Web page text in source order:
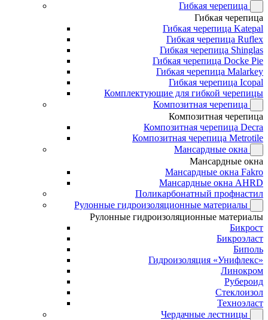
Гибкая черепица
Гибкая черепица
Гибкая черепица Katepal
Гибкая черепица Ruflex
Гибкая черепица Shinglas
Гибкая черепица Docke Pie
Гибкая черепица Malarkey
Гибкая черепица Icopal
Комплектующие для гибкой черепицы
Композитная черепица
Композитная черепица
Композитная черепица Decra
Композитная черепица Metrotile
Мансардные окна
Мансардные окна
Мансардные окна Fakro
Мансардные окна AHRD
Поликарбонатный профнастил
Рулонные гидроизоляционные материалы
Рулонные гидроизоляционные материалы
Бикрост
Бикроэласт
Биполь
Гидроизоляция «Унифлекс»
Линокром
Рубероид
Стеклоизол
Техноэласт
Чердачные лестницы